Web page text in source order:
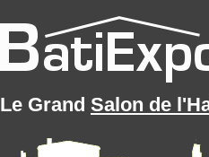
Le Grand Salon de